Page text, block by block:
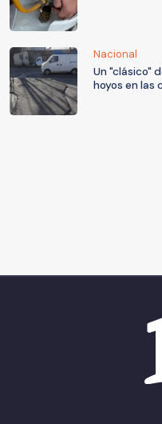
Nacional
Un "clásico"
hoyos en las